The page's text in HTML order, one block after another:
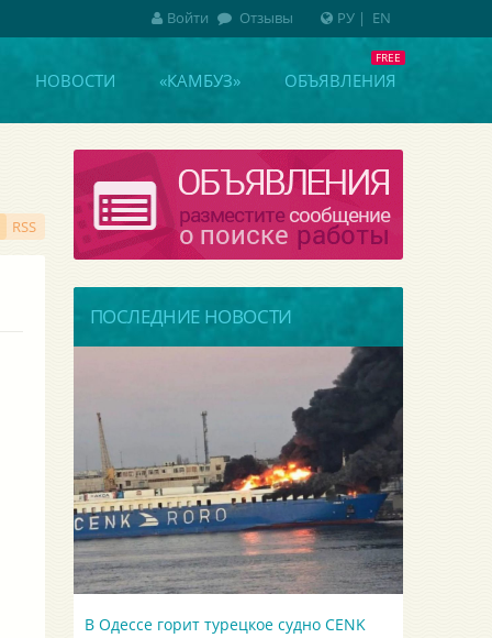
НОВОСТИ «КАМБУЗ» ОБЪЯВЛЕНИЯ
RSS
ПОСЛЕДНИЕ НОВОСТИ
В Одессе горит турецкое судно CENK
РУ| EN
Войти Отзывы